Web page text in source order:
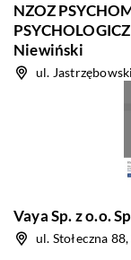
NZOZ
Niewiński
ul.
Vaya Sp. z o.o.
ul. Stołeczna